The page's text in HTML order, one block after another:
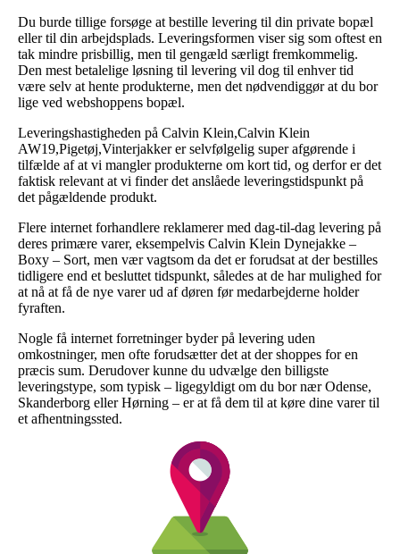
Du burde tillige forsøge at bestille levering til din private bopæl
eller til din arbejdsplads. Leveringsformen viser sig som oftest en
tak mindre prisbillig, men til gengæld særligt fremkommelig.
Den mest betalelige løsning til levering vil dog til enhver tid
være selv at hente produkterne, men det nødvendiggør at du bor
lige ved webshoppens bopæl.
Leveringshastigheden på Calvin Klein,Calvin Klein
AW19,Pigetøj,Vinterjakker er selvfølgelig super afgørende i
tilfælde af at vi mangler produkterne om kort tid, og derfor er det
faktisk relevant at vi finder det anslåede leveringstidspunkt på
det pågældende produkt.
Flere internet forhandlere reklamerer med dag-til-dag levering på
deres primære varer, eksempelvis Calvin Klein Dynejakke –
Boxy – Sort, men vær vagtsom da det er forudsat at der bestilles
tidligere end et besluttet tidspunkt, således at de har mulighed for
at nå at få de nye varer ud af døren før medarbejderne holder
fyraften.
Nogle få internet forretninger byder på levering uden
omkostninger, men ofte forudsætter det at der shoppes for en
præcis sum. Derudover kunne du udvælge den billigste
leveringstype, som typisk – ligegyldigt om du bor nær Odense,
Skanderborg eller Hørning – er at få dem til at køre dine varer til
et afhentningssted.